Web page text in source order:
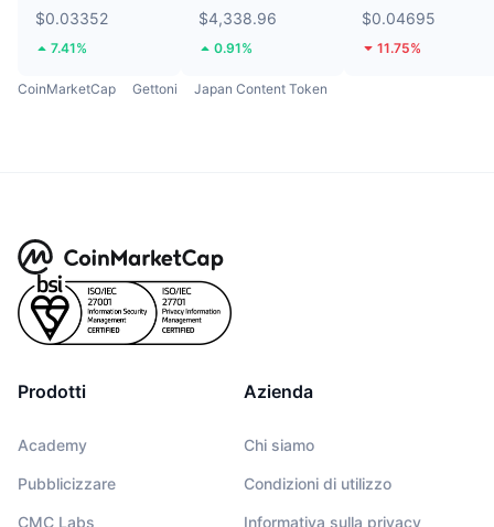
$0.03352
7.41%
$4,338.96
0.91%
$0.04695
11.75%
CoinMarketCap Gettoni Japan Content Token
Prodotti
Academy
Pubblicizzare
CMC Labs
Azienda
Chi siamo
Condizioni di utilizzo
Informativa sulla privacy